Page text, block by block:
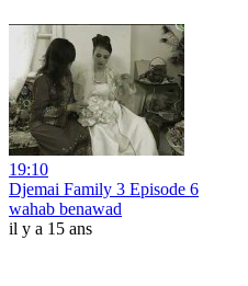
19:10
Djemai Family 3 Episode 6
wahab benawad
il y a 15 ans